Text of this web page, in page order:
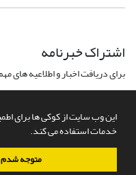
این وب سایت از کوکی ها برای
خدمات استفاده می کند.
متوجه شدم
اشتراک خبرنامه
برای دریافت اخبار و اطلاعیه